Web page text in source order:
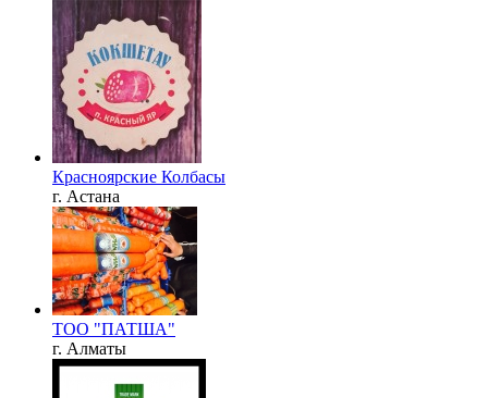
Красноярские Колбасы
г. Астана
ТОО "ПАТША"
г. Алматы